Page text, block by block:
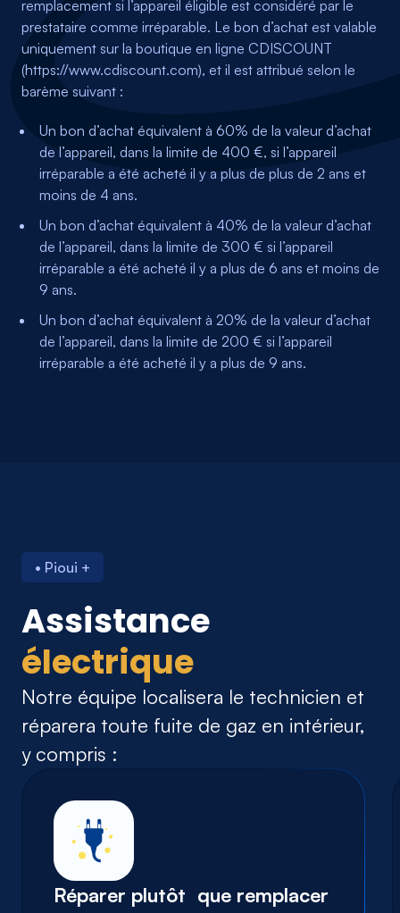
remplacement si l’appareil éligible est considéré par le
prestataire comme irréparable. Le bon d’achat est valable
uniquement sur la boutique en ligne CDISCOUNT
(https://www.cdiscount.com), et il est attribué selon le
barème suivant :
Un bon d’achat équivalent à 60% de la valeur d’achat
de l’appareil, dans la limite de 400 €, si l’appareil
irréparable a été acheté il y a plus de plus de 2 ans et
moins de 4 ans.
Un bon d’achat équivalent à 40% de la valeur d’achat
de l’appareil, dans la limite de 300 € si l’appareil
irréparable a été acheté il y a plus de 6 ans et moins de
9 ans.
Un bon d’achat équivalent à 20% de la valeur d’achat
de l’appareil, dans la limite de 200 € si l’appareil
irréparable a été acheté il y a plus de 9 ans.
• Pioui +
Assistance
électrique
Notre équipe localisera le technicien et
réparera toute fuite de gaz en intérieur,
y compris :
Réparer plutôt que remplacer